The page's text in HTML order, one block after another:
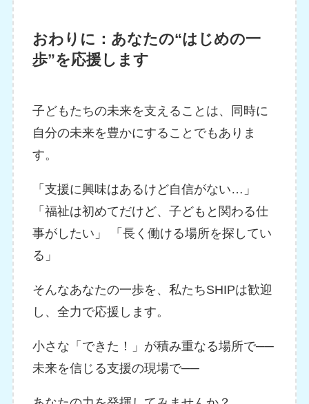
おわりに：あなたの“はじめの一
歩”を応援します
子どもたちの未来を支えることは、同時に
自分の未来を豊かにすることでもありま
す。
「支援に興味はあるけど自信がない…」
「福祉は初めてだけど、子どもと関わる仕
事がしたい」 「長く働ける場所を探してい
る」
そんなあなたの一歩を、私たちSHIPは歓迎
し、全力で応援します。
小さな「できた！」が積み重なる場所で──
未来を信じる支援の現場で──